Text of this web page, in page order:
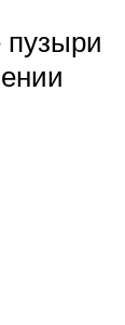
пузыри